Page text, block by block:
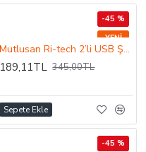
YENI
-45 %
Mutlusan Ri-tech 2’li USB Şarj Adaptörü 5V / 2,4A 12W
189,11TL 345,00TL
Sepete Ekle
-45 %